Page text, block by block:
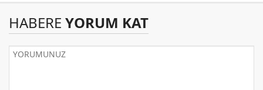
HABERE YORUM KAT